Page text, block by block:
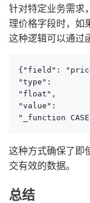
针对特定业务需求
理价格字段时，如
这种逻辑可以通过
{"field":
"type":
"float",
"value":
"_function
这种方式确保了即
交有效的数据。
总结